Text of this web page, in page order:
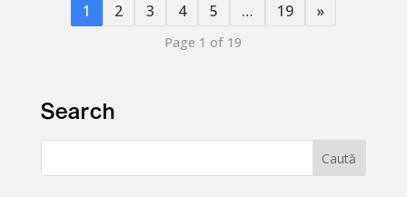
1 2 3 4 5 … 19 »
Page 1 of 19
Search